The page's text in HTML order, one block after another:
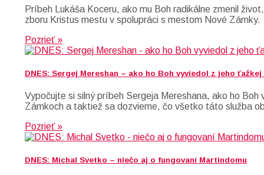
Príbeh Lukáša Koceru, ako mu Boh radikálne zmenil
zboru Kristus mestu v spolupráci s mestom Nové Zámky.
Pozrieť »
DNES: Sergej Mereshan – ako ho Boh vyviedol z jeho
Vypočujte si silný príbeh Sergeja Mereshana, ako ho
Zámkoch a taktiež sa dozvieme, čo všetko táto služba
Pozrieť »
DNES: Michal Svetko – niečo aj o fungovaní Martindomu